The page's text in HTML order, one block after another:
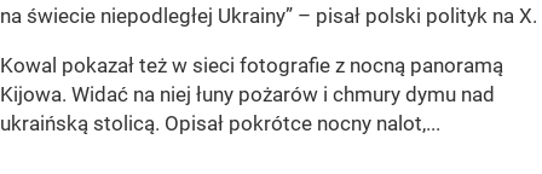
na świecie niepodległej Ukrainy” – pisał polski polityk na X.
Kowal pokazał też w sieci fotografie z nocną panoramą
Kijowa. Widać na niej łuny pożarów i chmury dymu nad
ukraińską stolicą. Opisał pokrótce nocny nalot,...